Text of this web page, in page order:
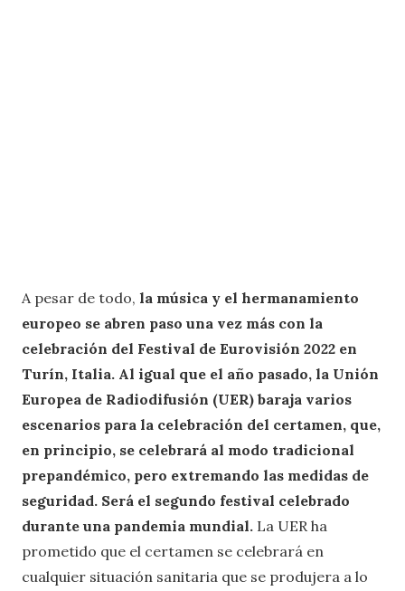
A pesar de todo, la música y el hermanamiento
europeo se abren paso una vez más con la
celebración del Festival de Eurovisión 2022 en
Turín, Italia. Al igual que el año pasado, la Unión
Europea de Radiodifusión (UER) baraja varios
escenarios para la celebración del certamen, que,
en principio, se celebrará al modo tradicional
prepandémico, pero extremando las medidas de
seguridad. Será el segundo festival celebrado
durante una pandemia mundial. La UER ha
prometido que el certamen se celebrará en
cualquier situación sanitaria que se produjera a lo